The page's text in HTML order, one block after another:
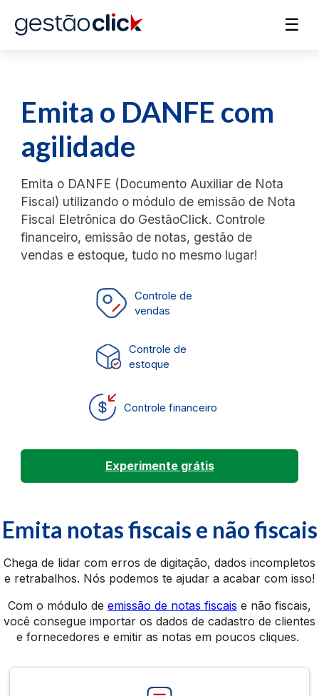
☰
Emita o DANFE com
agilidade
Emita o DANFE (Documento Auxiliar de Nota
Fiscal) utilizando o módulo de emissão de Nota
Fiscal Eletrônica do GestãoClick. Controle
financeiro, emissão de notas, gestão de
vendas e estoque, tudo no mesmo lugar!
Controle financeiro
Controle de
estoque
Controle de
vendas
Experimente grátis
Emita notas fiscais e não fiscais
Chega de lidar com erros de digitação, dados incompletos
e retrabalhos. Nós podemos te ajudar a acabar com isso!
Com o módulo de emissão de notas fiscais e não fiscais,
você consegue importar os dados de cadastro de clientes
e fornecedores e emitir as notas em poucos cliques.